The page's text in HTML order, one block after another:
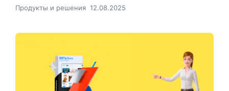
Продукты и решения 12.08.2025